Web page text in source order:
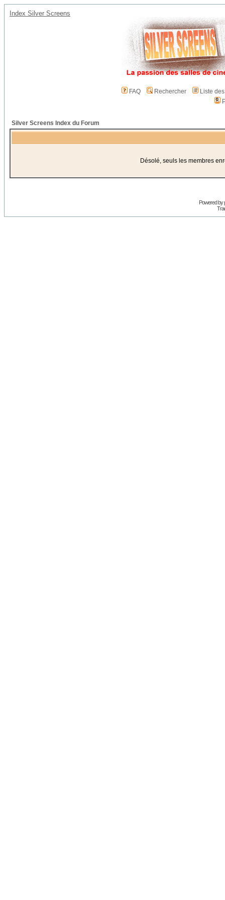
Index Silver Screens
FAQ Rechercher
Liste
Silver Screens Index du Forum
Désolé, seuls les membres
Powered by